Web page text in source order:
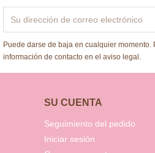
Puede darse de baja en cualquier momento.
información de contacto en el aviso legal.
SU CUENTA
Seguimiento del pedido
Iniciar sesión